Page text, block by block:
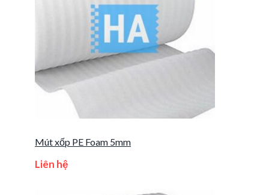
Mút xốp PE Foam 5mm
Liên hệ